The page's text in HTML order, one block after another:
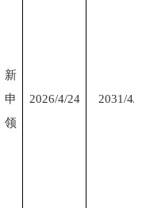
新
申
领
2026/4/24 2031/4/